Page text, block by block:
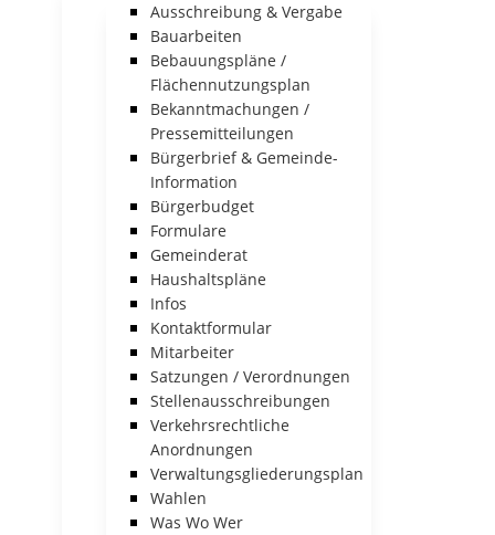
Ausschreibung & Vergabe
Bauarbeiten
Bebauungspläne /
Flächennutzungsplan
Bekanntmachungen /
Pressemitteilungen
Bürgerbrief & Gemeinde-
Information
Bürgerbudget
Formulare
Gemeinderat
Haushaltspläne
Infos
Kontaktformular
Mitarbeiter
Satzungen / Verordnungen
Stellenausschreibungen
Verkehrsrechtliche
Anordnungen
Verwaltungsgliederungsplan
Wahlen
Was Wo Wer